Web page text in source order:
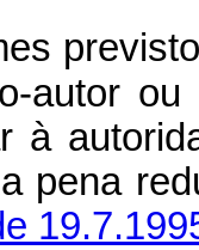
autor
à
pena